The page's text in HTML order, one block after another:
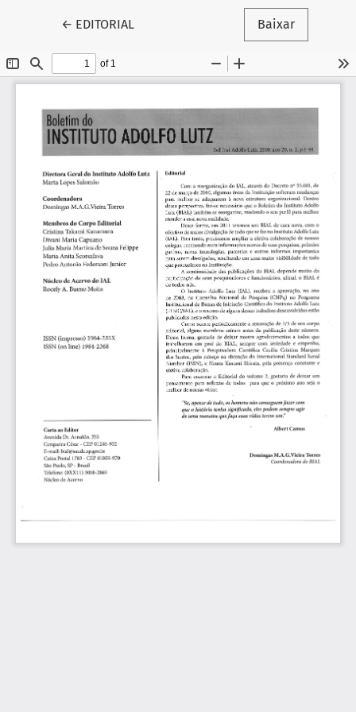
← Voltar aos Detalhes do Artigo
EDITORIAL Baixar